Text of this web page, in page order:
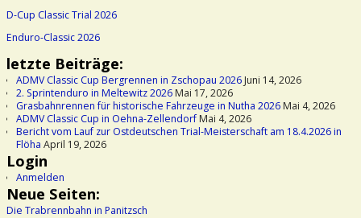
D-Cup Classic Trial 2026
Enduro-Classic 2026
letzte Beiträge:
ADMV Classic Cup Bergrennen in Zschopau 2026Juni 14, 2026
2. Sprintenduro in Meltewitz 2026Mai 17, 2026
Grasbahnrennen für historische Fahrzeuge in Nutha 2026Mai 4, 2026
ADMV Classic Cup in Oehna-ZellendorfMai 4, 2026
Bericht vom Lauf zur Ostdeutschen Trial-Meisterschaft am 18.4.2026 in
Flöha April 19, 2026
Login
Anmelden
Neue Seiten:
Die Trabrennbahn in Panitzsch